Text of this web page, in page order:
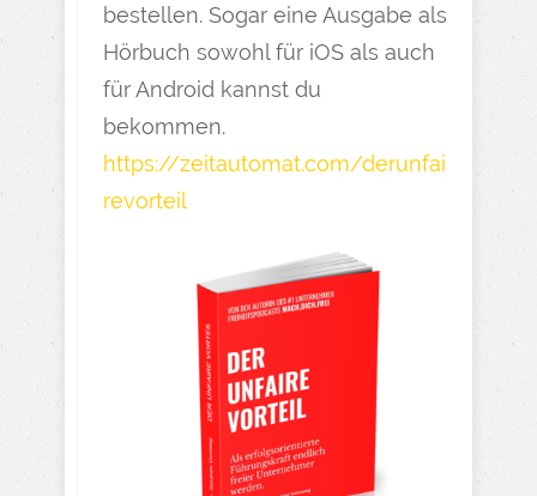
bestellen. Sogar eine Ausgabe als
Hörbuch sowohl für iOS als auch
für Android kannst du
bekommen.
https://zeitautomat.com/derunfai
revorteil